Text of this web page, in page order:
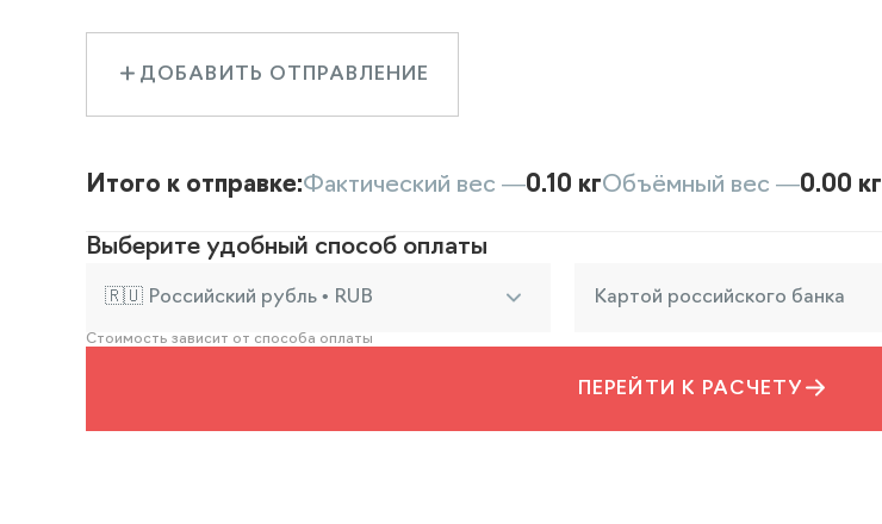
ДОБАВИТЬ ОТПРАВЛЕНИЕ
Итого к отправке:Фактический вес —0.10 кгОбъёмный вес —0.00 кг
Выберите удобный способ оплаты
🇷🇺 Российский рубль • RUB Картой российского банка
Стоимость зависит от способа оплаты
ПЕРЕЙТИ К РАСЧЕТУ